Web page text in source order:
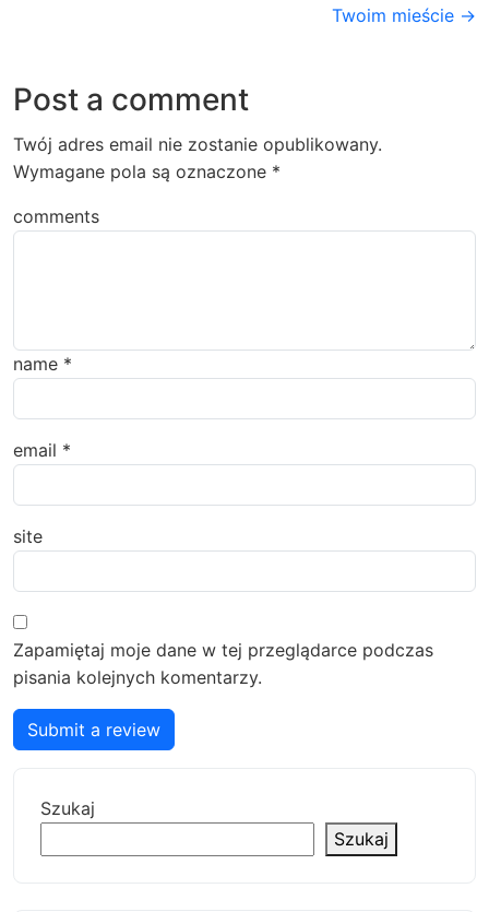
Twoim mieście →
Post a comment
Twój adres email nie zostanie opublikowany.
Wymagane pola są oznaczone *
comments
name *
email *
site
Zapamiętaj moje dane w tej przeglądarce podczas
pisania kolejnych komentarzy.
Submit a review
Szukaj
Szukaj